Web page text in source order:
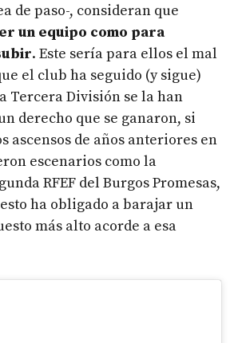
de paso-, consideran que
un equipo como para
. Este sería para ellos el mal
el club ha seguido (y sigue)
Tercera División se la han
derecho que se ganaron, si
ascensos de años anteriores en
escenarios como la
RFEF del Burgos Promesas,
ha obligado a barajar un
más alto acorde a esa